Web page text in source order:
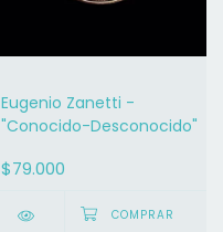
Eugenio Zanetti -
"Conocido-Desconocido"
$79.000